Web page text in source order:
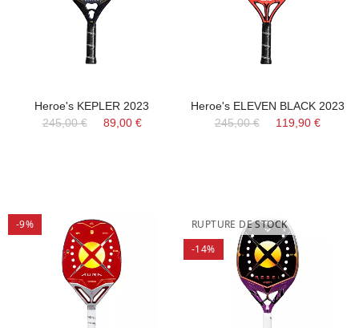
Heroe's KEPLER 2023
245,00 €
89,00 €
Heroe's ELEVEN BLACK 2023
245,00 €
119,90 €
-9%
RUPTURE DE STOCK
-14%